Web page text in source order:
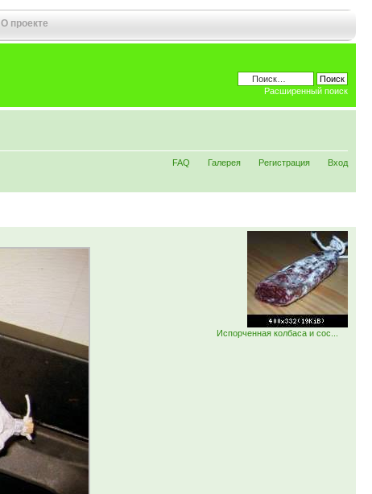
О проекте
Расширенный поиск
FAQ Галерея Регистрация Вход
Испорченная колбаса и сос...